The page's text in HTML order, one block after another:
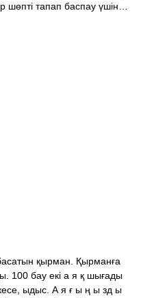
тапап баспау үшін…
қырман. Қырманға
100 бау екі а я қ шығады
ыдыс. А я ғ ы ң ы зд ы